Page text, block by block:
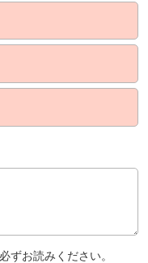
ずお読みください。